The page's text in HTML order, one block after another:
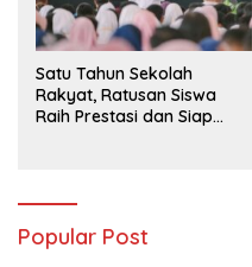
Satu Tahun Sekolah
Rakyat, Ratusan Siswa
Raih Prestasi dan Siap
Popular Post